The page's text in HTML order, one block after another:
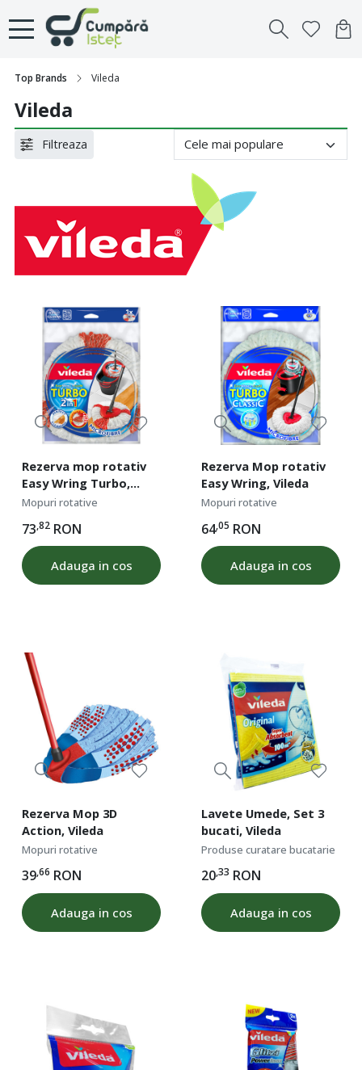
Top Brands Vileda
Vileda
Filtreaza
Rezerva mop rotativ
Easy Wring Turbo,
Vileda
Mopuri rotative
73,82 RON
Adauga in cos
Rezerva Mop rotativ
Easy Wring, Vileda
Mopuri rotative
64,05 RON
Adauga in cos
Rezerva Mop 3D
Action, Vileda
Mopuri rotative
39,66 RON
Adauga in cos
Lavete Umede, Set 3
bucati, Vileda
Produse curatare bucatarie
20,33 RON
Adauga in cos